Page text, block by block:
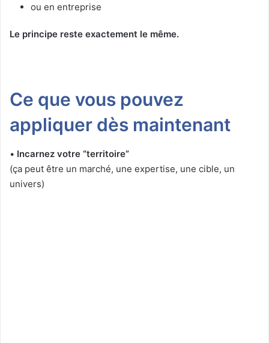
ou en entreprise
Le principe reste exactement le même.
Ce que vous pouvez
appliquer dès maintenant
• Incarnez votre “territoire”
(ça peut être un marché, une expertise, une cible, un
univers)